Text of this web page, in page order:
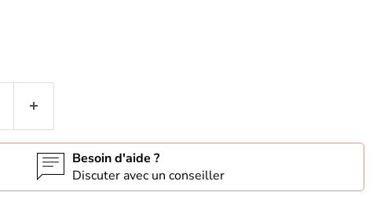
Besoin d'aide ?
Discuter avec un conseiller